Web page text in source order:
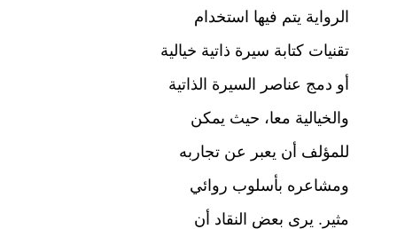
الرواية يتم فيها استخدام
تقنيات كتابة سيرة ذاتية خيالية
أو دمج عناصر السيرة الذاتية
والخيالية معا، حيث يمكن
للمؤلف أن يعبر عن تجاربه
ومشاعره بأسلوب روائي
مثير. يرى بعض النقاد أن